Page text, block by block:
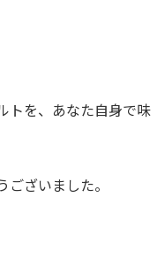
トを、あなた自身で味
ざいました。